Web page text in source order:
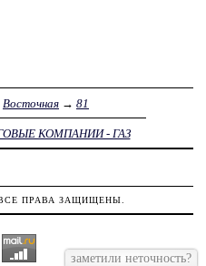
Восточная → 81
КОМПАНИИ - ГАЗ
ПРАВА ЗАЩИЩЕНЫ.
заметили неточность?